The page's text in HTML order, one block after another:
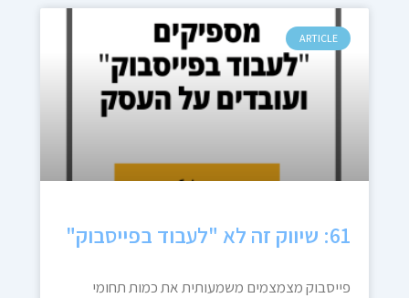
ARTICLE
61: שיווק זה לא "לעבוד בפייסבוק"
פייסבוק מצמצמים משמעותית את כמות תחומי